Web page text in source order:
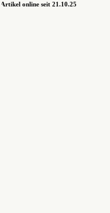
Artikel online seit 21.10.25